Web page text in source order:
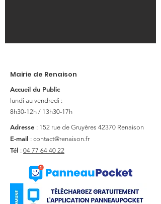
Mairie de Renaison
Accueil du Public
lundi au vendredi :
8h30-12h / 13h30-17h
Adresse : 152 rue de Gruyères 42370 Renaison
E-mail : contact@renaison.fr
Tél : 04 77 64 40 22